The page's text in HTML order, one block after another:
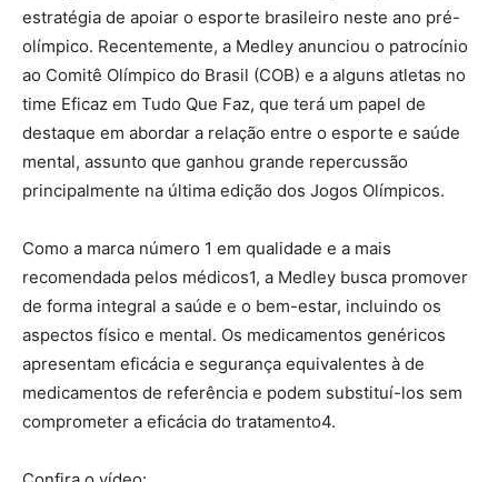
estratégia de apoiar o esporte brasileiro neste ano pré-
olímpico. Recentemente, a Medley anunciou o patrocínio
ao Comitê Olímpico do Brasil (COB) e a alguns atletas no
time Eficaz em Tudo Que Faz, que terá um papel de
destaque em abordar a relação entre o esporte e saúde
mental, assunto que ganhou grande repercussão
principalmente na última edição dos Jogos Olímpicos.
Como a marca número 1 em qualidade e a mais
recomendada pelos médicos1, a Medley busca promover
de forma integral a saúde e o bem-estar, incluindo os
aspectos físico e mental. Os medicamentos genéricos
apresentam eficácia e segurança equivalentes à de
medicamentos de referência e podem substituí-los sem
comprometer a eficácia do tratamento4.